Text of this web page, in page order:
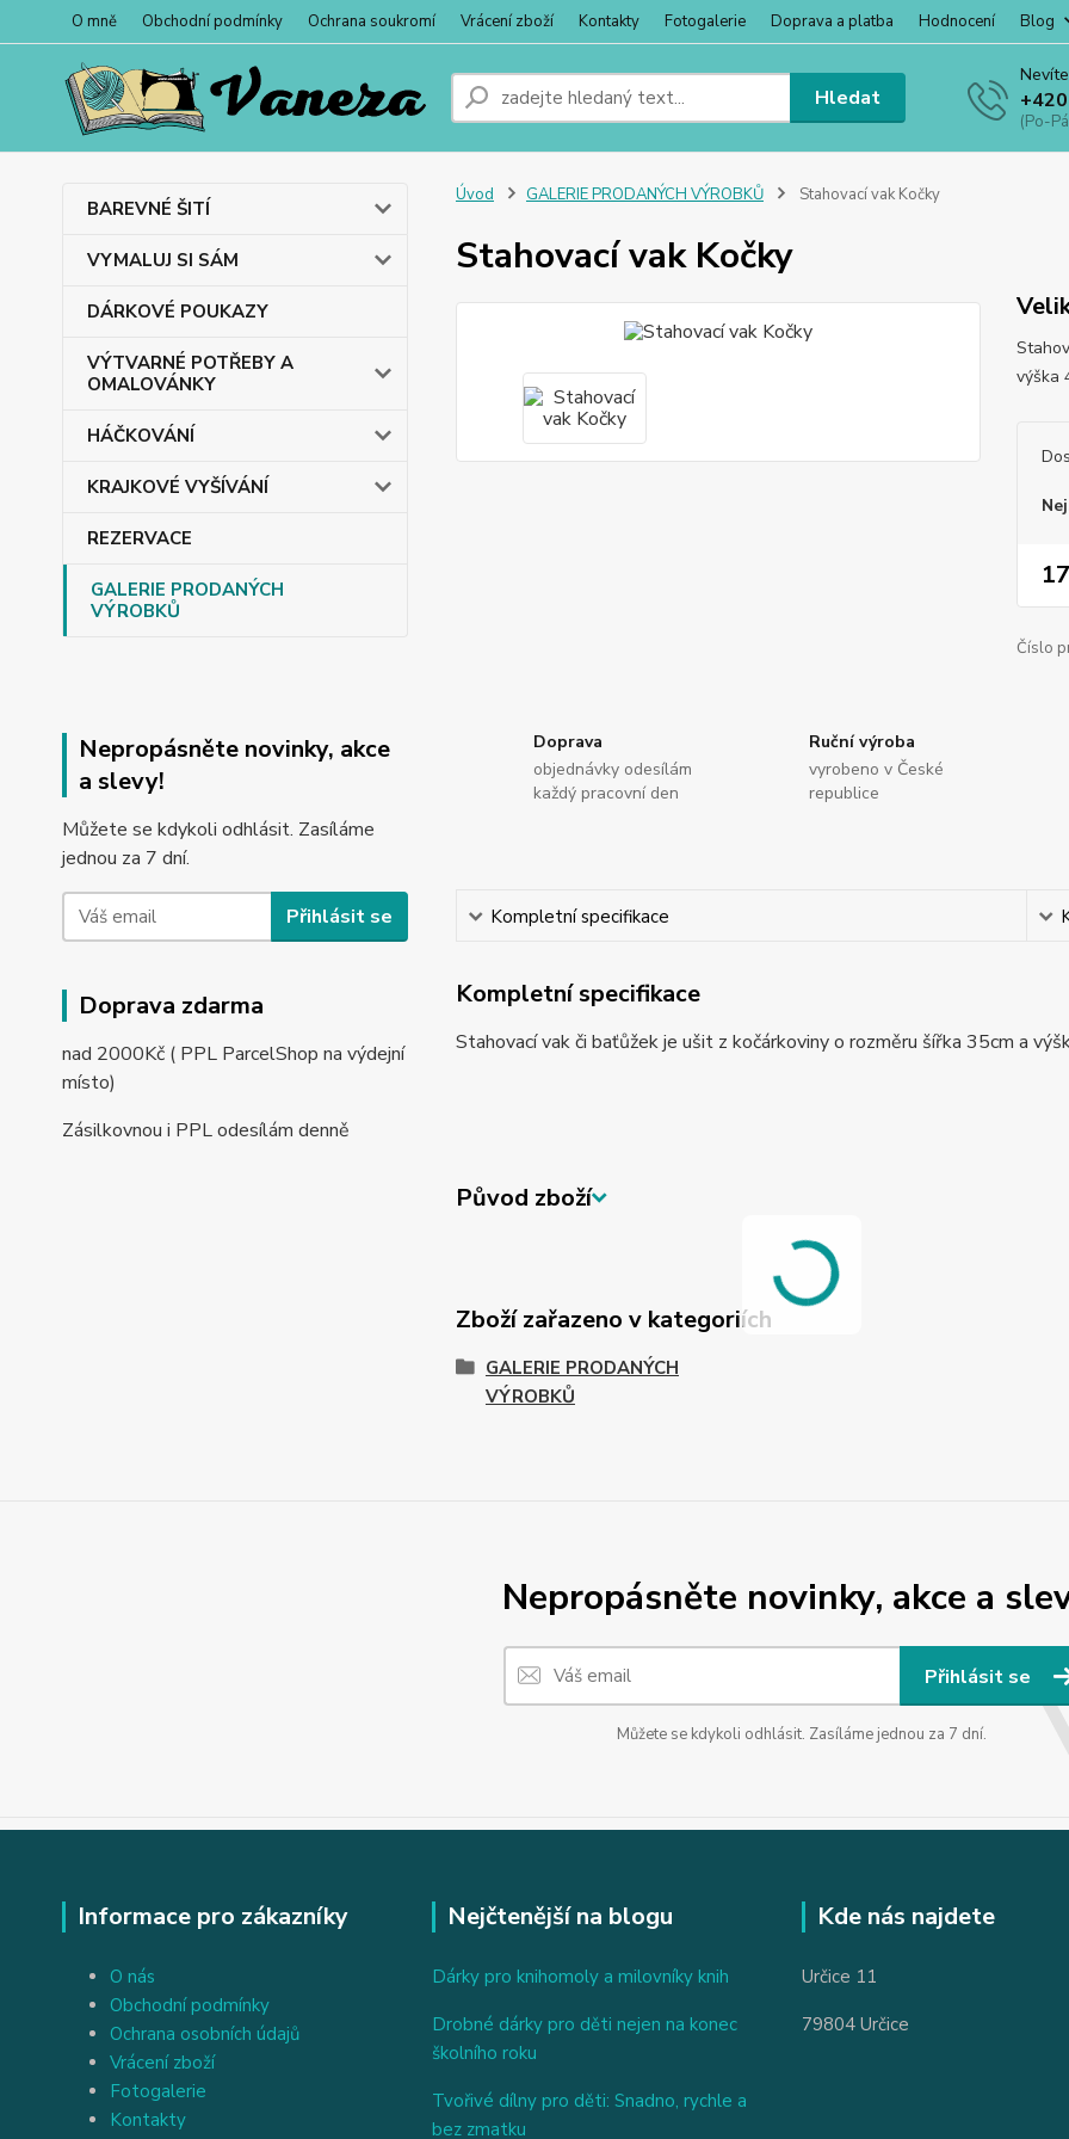
O mně Obchodní podmínky Ochrana soukromí Vrácení zboží Kontakty Fotogalerie Doprava a platba Hodnocení Blog
Hledat
(Po-
BAREVNÉ ŠITÍ
VYMALUJ SI SÁM
DÁRKOVÉ POUKAZY
VÝTVARNÉ POTŘEBY A
OMALOVÁNKY
HÁČKOVÁNÍ
KRAJKOVÉ VYŠÍVÁNÍ
REZERVACE
GALERIE PRODANÝCH
VÝROBKŮ
Nepropásněte novinky, akce
a slevy!
Můžete se kdykoli odhlásit. Zasíláme
jednou za 7 dní.
Přihlásit se
Doprava zdarma
nad 2000Kč ( PPL ParcelShop na výdejní
místo)
Zásilkovnou i PPL odesílám denně
Úvod GALERIE PRODANÝCH VÝROBKŮ Stahovací vak Kočky
Stahovací vak Kočky
Číslo
Doprava
objednávky odesílám
každý pracovní den
Ruční výroba
vyrobeno v České
republice
Kompletní specifikace
Kompletní specifikace
Stahovací vak či baťůžek je ušit z kočárkoviny o rozměru šířka 35cm a
Původ zboží
Zboží zařazeno v kategoriích
GALERIE PRODANÝCH
VÝROBKŮ
Nepropásněte novinky, akce a
Přihlásit se
Můžete se kdykoli odhlásit. Zasíláme jednou za 7 dní.
Informace pro zákazníky
O nás
Obchodní podmínky
Ochrana osobních údajů
Vrácení zboží
Fotogalerie
Kontakty
Nejčtenější na blogu
Dárky pro knihomoly a milovníky knih
Drobné dárky pro děti nejen na konec
školního roku
Tvořivé dílny pro děti: Snadno, rychle a
bez zmatku
Kde nás najdete
Určice 11
79804 Určice